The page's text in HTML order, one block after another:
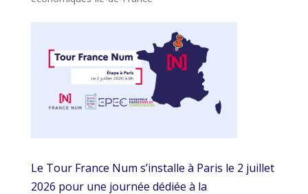
Le Tour France Num s’installe à Paris le 2 juillet
2026 pour une journée dédiée à la